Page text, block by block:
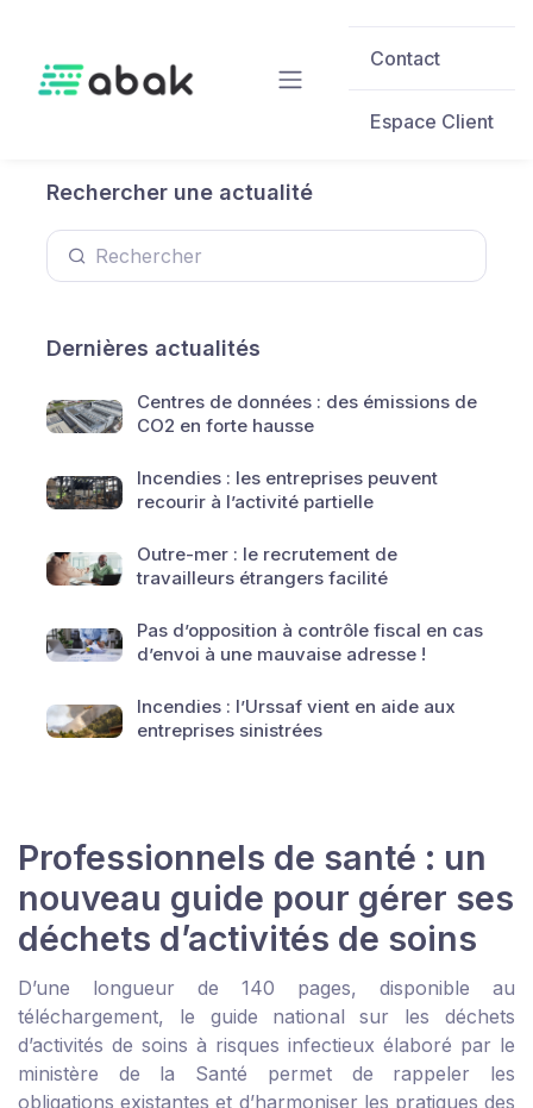
Contact
Espace Client
Rechercher une actualité
Dernières actualités
Centres de données : des émissions de
CO2 en forte hausse
Incendies : les entreprises peuvent
recourir à l’activité partielle
Outre-mer : le recrutement de
travailleurs étrangers facilité
Pas d’opposition à contrôle fiscal en cas
d’envoi à une mauvaise adresse !
Incendies : l’Urssaf vient en aide aux
entreprises sinistrées
Professionnels de santé : un
nouveau guide pour gérer ses
déchets d’activités de soins
D’une longueur de 140 pages, disponible au
téléchargement, le guide national sur les déchets
d’activités de soins à risques infectieux élaboré par le
ministère de la Santé permet de rappeler les
obligations existantes et d’harmoniser les pratiques des